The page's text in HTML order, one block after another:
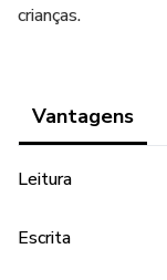
crianças.
Vantagens
Leitura
Escrita